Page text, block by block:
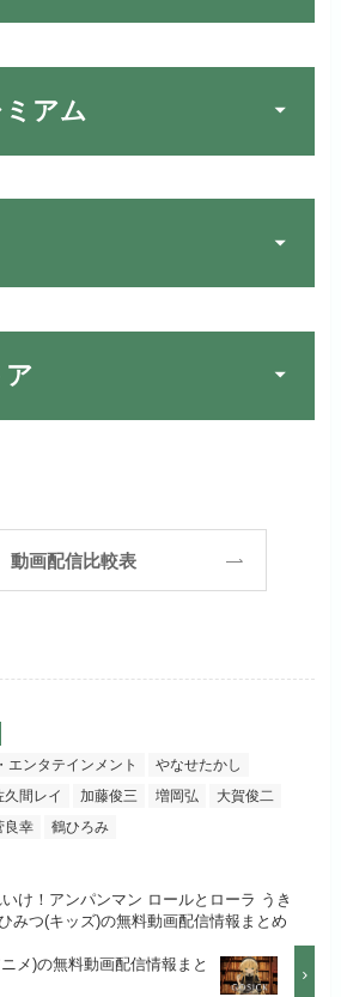
video.unext.jp/
間
） 2,189円
190,000作品以上
ルとVODの2パターンが
付与 1,100ポイント
FOD PREMIUMでお試
しする
fod.fujitv.co.jp/s/premium/
間 2週間
）
与 100ポイント
www.hulu.jp/
系ドラマや映画・海外
間 2週間
与 なし
70,000作品以上
アム
試しする
占配信作品がおもしろ
） 960円
pc.video.dmkt-sp.jp/
間 31日間
） 550円
dアニメストアでお試し
する
tp_pc
を特化して観るなら文
動画配信比較表
エンタテインメント
やなせたかし
久間レイ 加藤俊三 増岡弘
大賀俊二
良幸 鶴ひろみ
け！アンパンマン ロールとローラ うき
みつ(キッズ)の無料動画配信情報まとめ
メ)の無料動画配信情報まと